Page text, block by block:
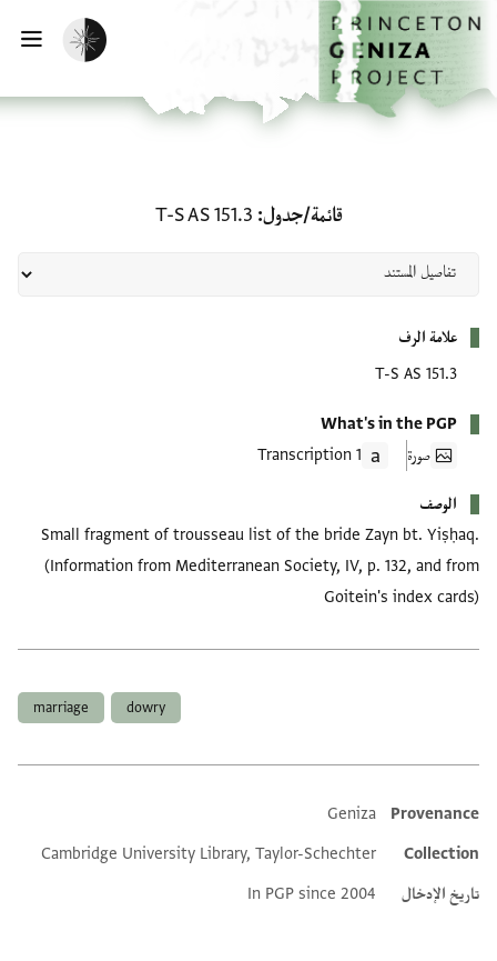
إلى المحتوى الرئيسي
الرئيسية
تفعيل الوضع المظلم
قائمة/جدول T-S AS 151.3
علامة الرف
T-S AS 151.3
What's in the PGP
صورة
1 Transcription
الوصف
Small fragment of trousseau list of the bride Zayn bt. Yiṣḥaq.
(Information from Mediterranean Society, IV, p. 132, and from
Goitein's index cards)
dowry
marriage
Additional metadata
Provenance
Geniza
Collection
Cambridge University Library, Taylor-Schechter
تاريخ الإدخال
In PGP since 2004